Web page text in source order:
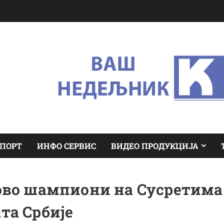
ИНФО СЕРВИС ВИДЕО ПРОДУКЦИЈА
шампиони на Сусретима
Србије